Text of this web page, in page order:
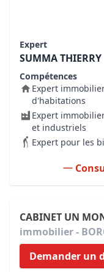
Expert
SUMMA THIERRY
Compétences
Expert
d'habitations
Expert
et industriels
Expert pour les
CABINET UN
immobilier -
Demander un